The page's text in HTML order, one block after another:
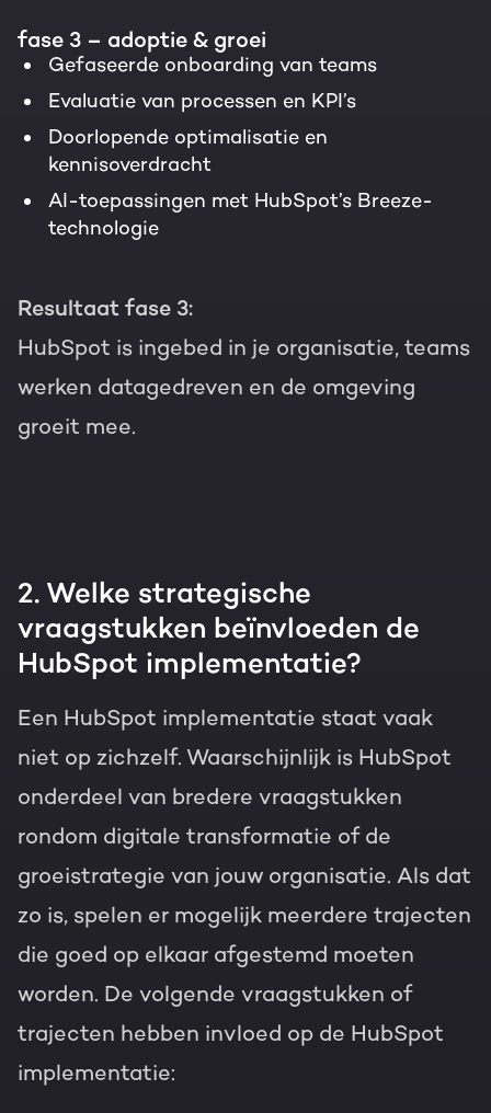
fase 3 – adoptie & groei
Gefaseerde onboarding van teams
Evaluatie van processen en KPI’s
Doorlopende optimalisatie en
kennisoverdracht
AI-toepassingen met HubSpot’s Breeze-
technologie
Resultaat fase 3:
HubSpot is ingebed in je organisatie, teams
werken datagedreven en de omgeving
groeit mee.
2. Welke strategische
vraagstukken beïnvloeden de
HubSpot implementatie?
Een HubSpot implementatie staat vaak
niet op zichzelf. Waarschijnlijk is HubSpot
onderdeel van bredere vraagstukken
rondom digitale transformatie of de
groeistrategie van jouw organisatie. Als dat
zo is, spelen er mogelijk meerdere trajecten
die goed op elkaar afgestemd moeten
worden. De volgende vraagstukken of
trajecten hebben invloed op de HubSpot
implementatie: